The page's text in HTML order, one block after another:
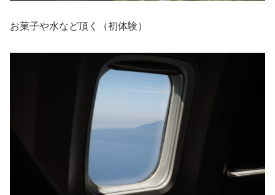
お菓子や水など頂く（初体験）